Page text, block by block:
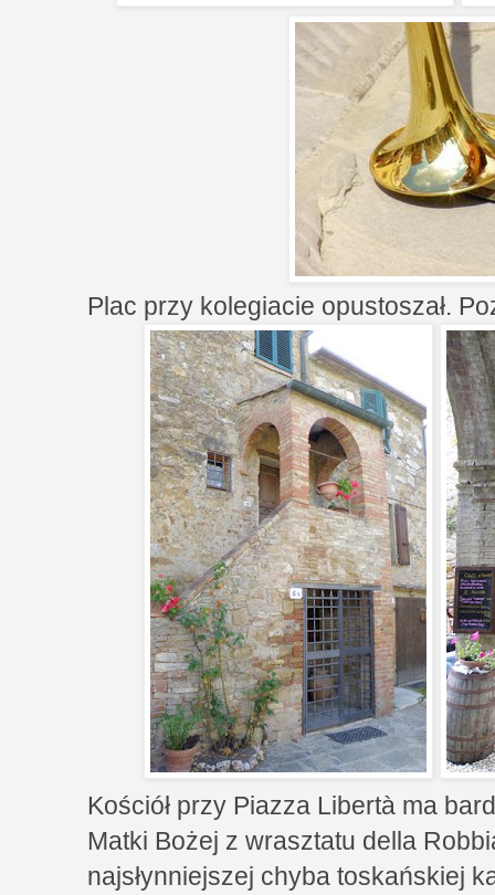
Plac przy kolegiacie opustoszał.
Kościół przy Piazza Libertà ma
Matki Bożej z wrasztatu della
najsłynniejszej chyba toskańskiej